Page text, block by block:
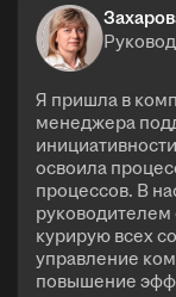
Я пришла в
менеджера
освоила
процессов. В
курирую всех
управление
повышение